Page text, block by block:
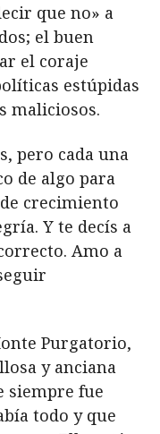
que no» a
el buen
el coraje
estúpidas
maliciosos.
pero cada una
de algo para
crecimiento
Y te decís a
Amo a
Purgatorio,
y anciana
siempre fue
todo y que